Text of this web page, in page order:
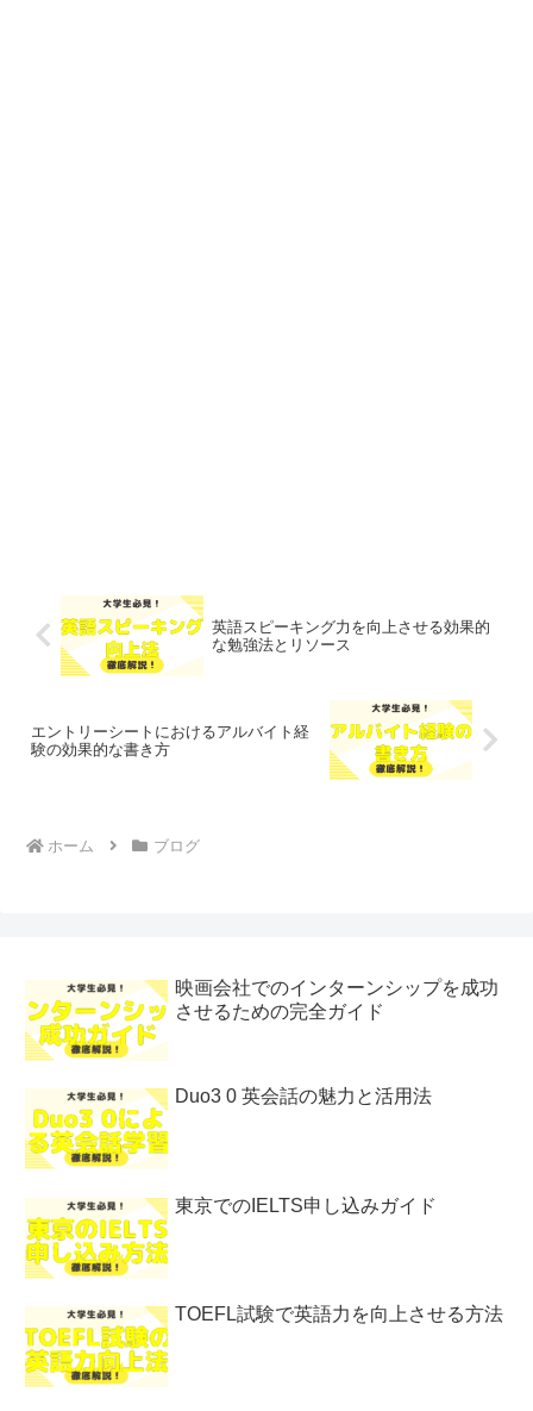
英語スピーキング力を向上させる効果的
な勉強法とリソース
エントリーシートにおけるアルバイト経
験の効果的な書き方
ホーム ブログ
映画会社でのインターンシップを成功
させるための完全ガイド
Duo3 0 英会話の魅力と活用法
東京でのIELTS申し込みガイド
TOEFL試験で英語力を向上させる方法